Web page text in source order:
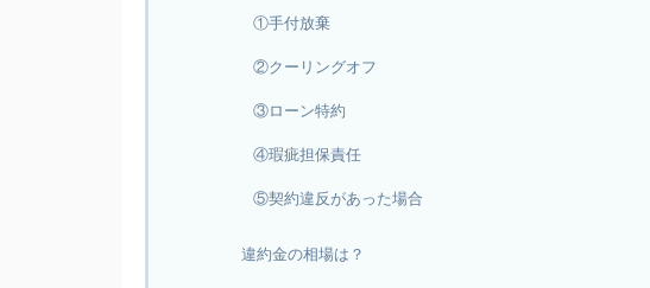
①手付放棄
②クーリングオフ
③ローン特約
④瑕疵担保責任
⑤契約違反があった場合
違約金の相場は？